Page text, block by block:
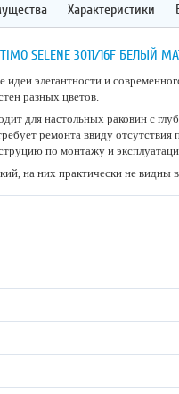
Характеристики
SELENE 3011/16F БЕЛЫЙ
элегантности и
разных цветов.
для настольных раковин с
ремонта ввиду
по монтажу и
на них практически не видны